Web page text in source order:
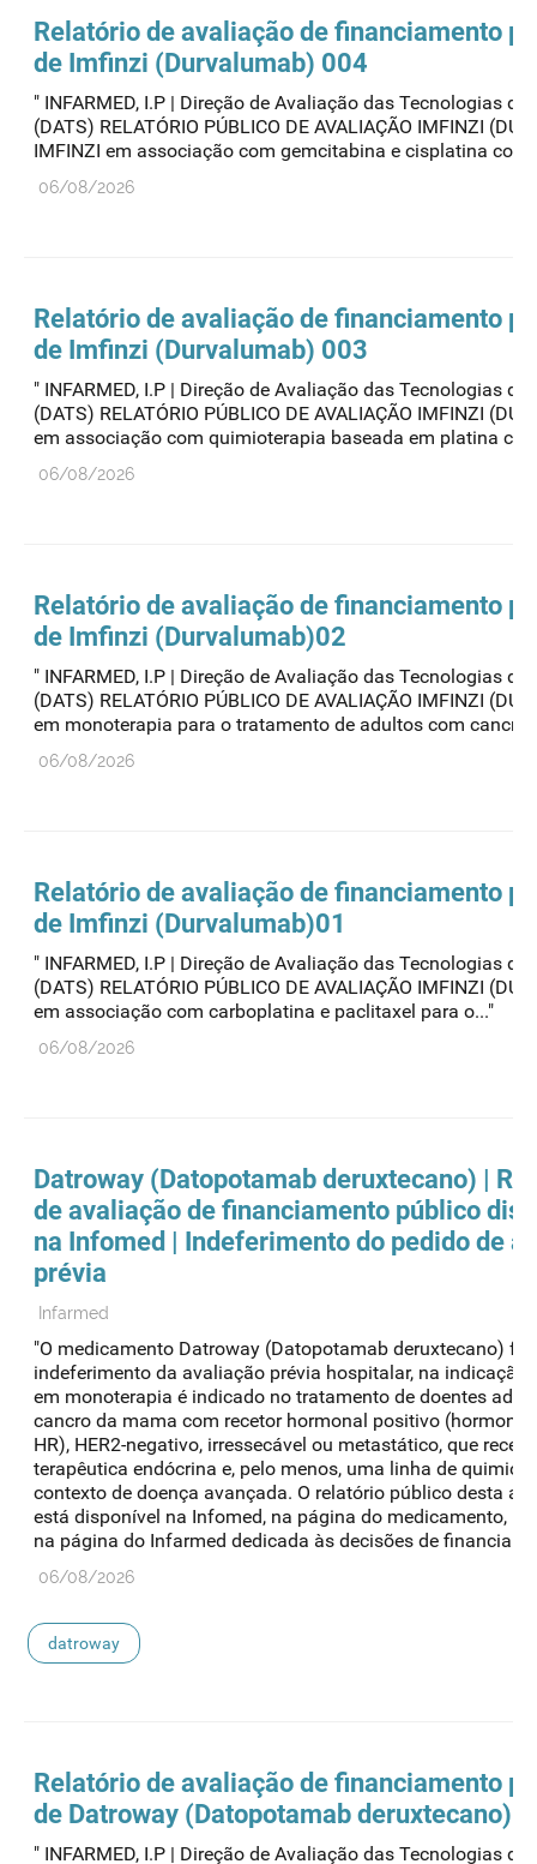
Relatório de avaliação de financiamento
de Imfinzi (Durvalumab) 004
" INFARMED, I.P | Direção de Avaliação das Tecnologias de
(DATS) RELATÓRIO PÚBLICO DE AVALIAÇÃO IMFINZI
IMFINZI em associação com gemcitabina e cisplatina
06/08/2026
Relatório de avaliação de financiamento
de Imfinzi (Durvalumab) 003
" INFARMED, I.P | Direção de Avaliação das Tecnologias de
(DATS) RELATÓRIO PÚBLICO DE AVALIAÇÃO IMFINZI
em associação com quimioterapia baseada em platina
06/08/2026
Relatório de avaliação de financiamento
de Imfinzi (Durvalumab)02
" INFARMED, I.P | Direção de Avaliação das Tecnologias de
(DATS) RELATÓRIO PÚBLICO DE AVALIAÇÃO IMFINZI
em monoterapia para o tratamento de adultos com cancro
06/08/2026
Relatório de avaliação de financiamento
de Imfinzi (Durvalumab)01
" INFARMED, I.P | Direção de Avaliação das Tecnologias de
(DATS) RELATÓRIO PÚBLICO DE AVALIAÇÃO IMFINZI
em associação com carboplatina e paclitaxel para o..."
06/08/2026
Datroway (Datopotamab deruxtecano) |
de avaliação de financiamento público
na Infomed | Indeferimento do pedido de
prévia
Infarmed
"O medicamento Datroway (Datopotamab deruxtecano) foi
indeferimento da avaliação prévia hospitalar, na
em monoterapia é indicado no tratamento de doentes
cancro da mama com recetor hormonal positivo (hormone
HR), HER2-negativo, irressecável ou metastático, que
terapêutica endócrina e, pelo menos, uma linha de
contexto de doença avançada. O relatório público desta
está disponível na Infomed, na página do medicamento,
na página do Infarmed dedicada às decisões de
06/08/2026
datroway
Relatório de avaliação de financiamento
de Datroway (Datopotamab deruxtecano)
" INFARMED, I.P | Direção de Avaliação das Tecnologias de